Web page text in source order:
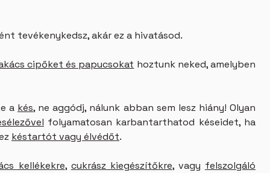
tevékenykedsz, akár ez a hivatásod.
cipőket és papucsokat hoztunk neked, amelyben
a kés, ne aggódj, nálunk abban sem lesz hiány! Olyan
folyamatosan karbantarthatod késeidet, ha
késtartót vagy élvédőt.
kellékekre, cukrász kiegészítőkre, vagy felszolgáló